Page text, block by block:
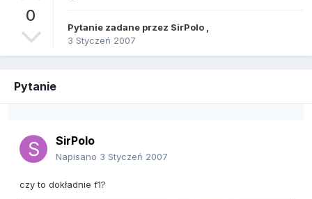
0
Pytanie zadane przez SirPolo
3 Styczeń 2007
Pytanie
SirPolo
Napisano 3 Styczeń 2007
czy to dokładnie f1?